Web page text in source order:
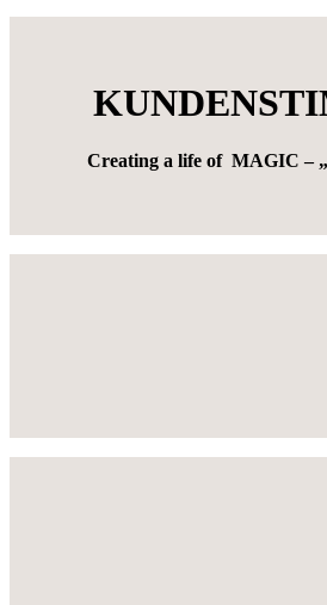
Creating a life of MAGIC –